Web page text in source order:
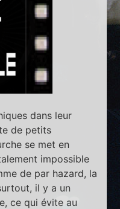
dans leur
de petits
se met en
impossible
de par hazard, la
il y a un
ce qui évite au